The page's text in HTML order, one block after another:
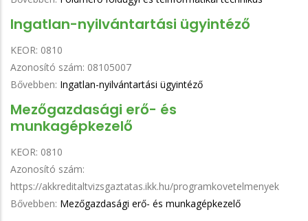
Ingatlan-nyilvántartási ügyintéző
KEOR: 0810
Azonosító szám: 08105007
Bővebben: Ingatlan-nyilvántartási ügyintéző
Mezőgazdasági erő- és
munkagépkezelő
KEOR: 0810
Azonosító szám:
https://akkreditaltvizsgaztatas.ikk.hu/programkovetelmenyek
Bővebben: Mezőgazdasági erő- és munkagépkezelő